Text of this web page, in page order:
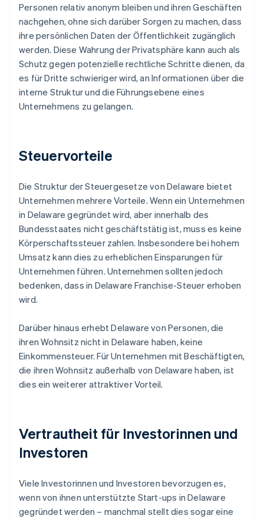
Personen relativ anonym bleiben und ihren Geschäften
nachgehen, ohne sich darüber Sorgen zu machen, dass
ihre persönlichen Daten der Öffentlichkeit zugänglich
werden. Diese Wahrung der Privatsphäre kann auch als
Schutz gegen potenzielle rechtliche Schritte dienen, da
es für Dritte schwieriger wird, an Informationen über die
interne Struktur und die Führungsebene eines
Unternehmens zu gelangen.
Steuervorteile
Die Struktur der Steuergesetze von Delaware bietet
Unternehmen mehrere Vorteile. Wenn ein Unternehmen
in Delaware gegründet wird, aber innerhalb des
Bundesstaates nicht geschäftstätig ist, muss es keine
Körperschaftssteuer zahlen. Insbesondere bei hohem
Umsatz kann dies zu erheblichen Einsparungen für
Unternehmen führen. Unternehmen sollten jedoch
bedenken, dass in Delaware Franchise-Steuer erhoben
wird.
Darüber hinaus erhebt Delaware von Personen, die
ihren Wohnsitz nicht in Delaware haben, keine
Einkommensteuer. Für Unternehmen mit Beschäftigten,
die ihren Wohnsitz außerhalb von Delaware haben, ist
dies ein weiterer attraktiver Vorteil.
Vertrautheit für Investorinnen und
Investoren
Viele Investorinnen und Investoren bevorzugen es,
wenn von ihnen unterstützte Start-ups in Delaware
gegründet werden – manchmal stellt dies sogar eine